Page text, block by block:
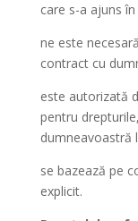
care s-a ajuns
ne este
contract cu
este autorizată
pentru
dumneavoastră
se bazează pe
explicit.